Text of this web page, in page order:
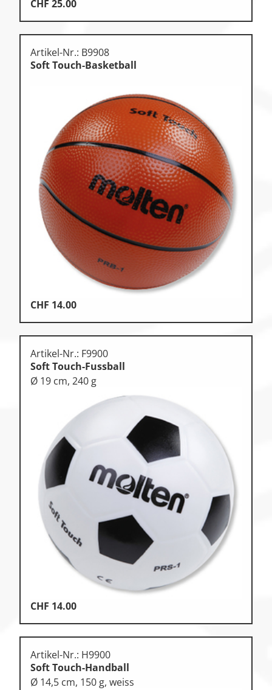
CHF 25.00
Artikel-Nr.: B9908
Soft Touch-Basketball
CHF 14.00
Artikel-Nr.: F9900
Soft Touch-Fussball
Ø 19 cm, 240 g
CHF 14.00
Artikel-Nr.: H9900
Soft Touch-Handball
Ø 14,5 cm, 150 g, weiss